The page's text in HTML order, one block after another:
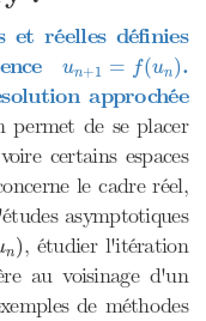
et réelles définies
un+1 = f(un)
u (un ) .
approchée
de se placer
certains espaces
le cadre réel,
asymptotiques
n)
n), étudier l'itération
au voisinage d'un
de méthodes